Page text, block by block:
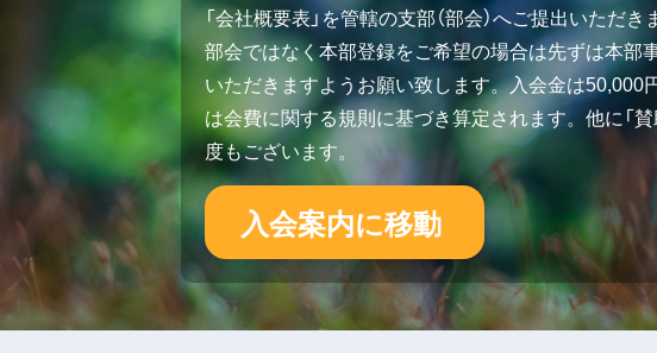
「会社概要表」を管轄の支部（部会）へご提出いただ
部会ではなく本部登録をご希望の場合は先ずは本部
いただきますようお願い致します。入会金は50,000
は会費に関する規則に基づき算定されます。他に「賛
度もございます。
入会案内に移動